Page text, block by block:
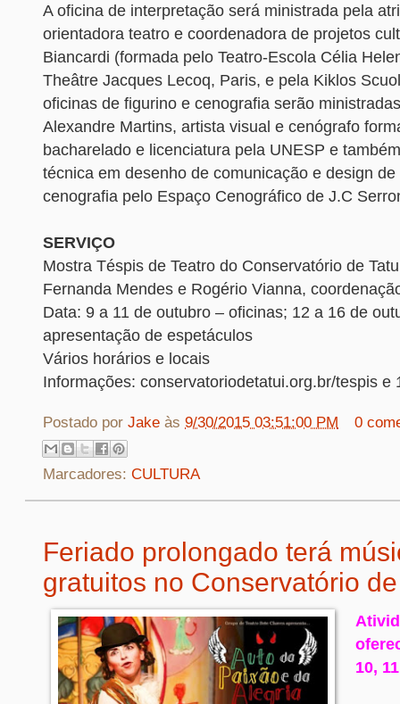
A oficina de interpretação será ministrada pela
orientadora teatro e coordenadora de projetos
Biancardi (formada pelo Teatro-Escola Célia
Theâtre Jacques Lecoq, Paris, e pela Kiklos
oficinas de figurino e cenografia serão
Alexandre Martins, artista visual e cenógrafo
bacharelado e licenciatura pela UNESP e
técnica em desenho de comunicação e design
cenografia pelo Espaço Cenográfico de J.C
SERVIÇO
Mostra Téspis de Teatro do Conservatório de
Fernanda Mendes e Rogério Vianna,
Data: 9 a 11 de outubro – oficinas; 12 a 16 de
apresentação de espetáculos
Vários horários e locais
Informações: conservatoriodetatui.org.br/tespis e
Postado por Jake às 9/30/2015 03:51:00 PM 0
Marcadores: CULTURA
Feriado prolongado terá
gratuitos no Conservatório
10,